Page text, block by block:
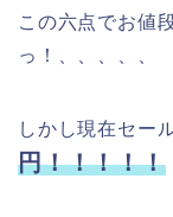
この六点でお値
っ！、、、、、
しかし現在セー
円！！！！！